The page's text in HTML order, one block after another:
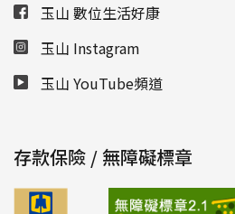
玉山 數位生活好康
玉山 Instagram
玉山 YouTube頻道
存款保險 / 無障礙標章